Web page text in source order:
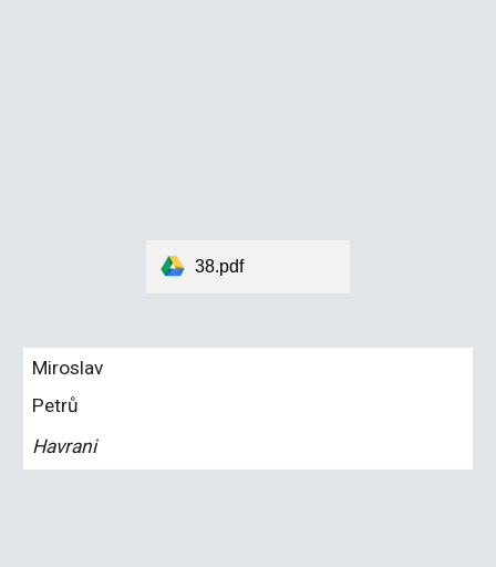
38.pdf
Miroslav
Petrů
Havrani